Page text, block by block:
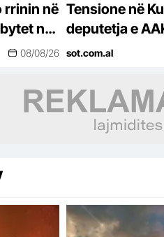
rrinin në
në
08/08/26
Tensione në
deputetja e
drejt Kurtit,
sot.com.al